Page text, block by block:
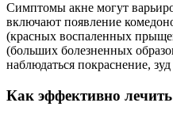
Симптомы акне могут
включают появление
(красных воспаленных
(больших болезненных
наблюдаться покраснение,
Как эффективно